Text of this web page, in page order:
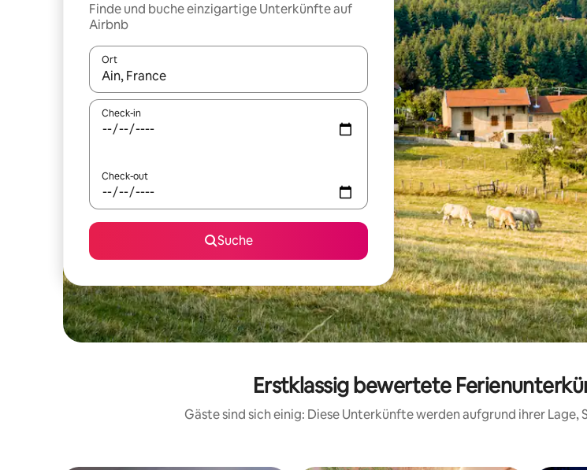
Finde und buche einzigartige Unterkünfte auf
Airbnb
Ort
Wenn Ergebnisse verfügbar sind, navigiere mit den Pfeiltasten nach oben und unten oder
Check-in
Check-out
Suche
Erstklassig bewertete
Gäste sind sich einig: Diese Unterkünfte werden aufgrund ihrer